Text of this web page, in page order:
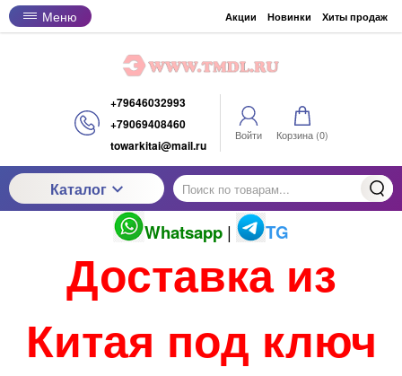
Меню Акции Новинки Хиты продаж
+79646032993
+79069408460
towarkitai@mail.ru
Войти Корзина (0)
Каталог
Whatsapp | TG
Доставка из
Китая под ключ